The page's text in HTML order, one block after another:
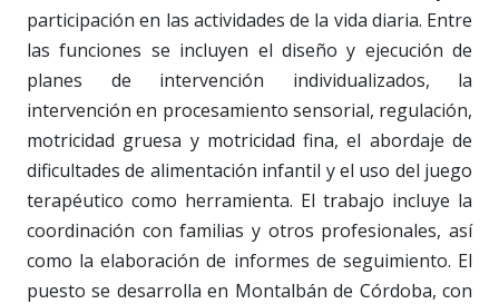
participación en las actividades de la vida diaria. Entre
las funciones se incluyen el diseño y ejecución de
planes de intervención individualizados, la
intervención en procesamiento sensorial, regulación,
motricidad gruesa y motricidad fina, el abordaje de
dificultades de alimentación infantil y el uso del juego
terapéutico como herramienta. El trabajo incluye la
coordinación con familias y otros profesionales, así
como la elaboración de informes de seguimiento. El
puesto se desarrolla en Montalbán de Córdoba, con